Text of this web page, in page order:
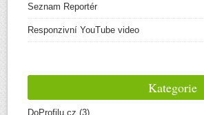
Seznam Reportér
Responzivní YouTube video
Kategorie
DoProfilu.cz (3)